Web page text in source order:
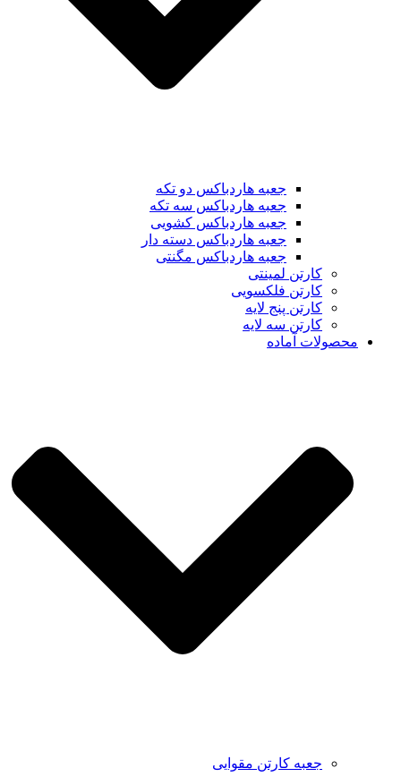
جعبه هاردباکس دو تکه
جعبه هاردباکس سه تکه
جعبه هاردباکس کشویی
جعبه هاردباکس دسته دار
جعبه هاردباکس مگنتی
کارتن لمینتی
کارتن فلکسویی
کارتن پنج لایه
کارتن سه لایه
محصولات آماده
جعبه کارتن مقوایی